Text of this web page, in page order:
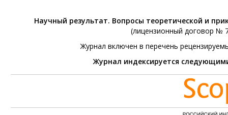
Научный результат. Вопросы теоретической и
(лицензионный договор №
Журнал включен в перечень
Журнал индексируется